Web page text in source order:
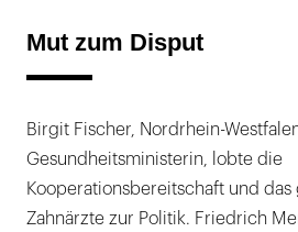
Mut zum Disput
Birgit Fischer, Nordrhein-
Gesundheitsministerin, lobte die
Kooperationsbereitschaft und das
Zahnärzte zur Politik. Friedrich